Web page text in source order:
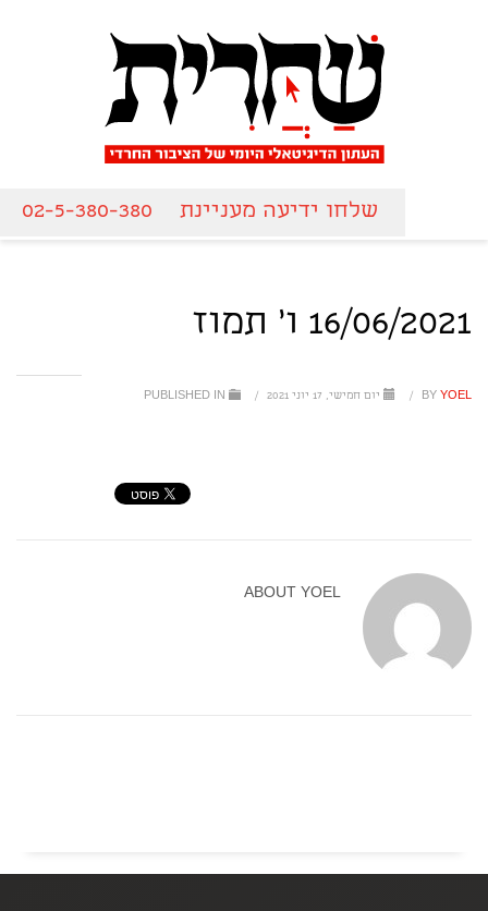
שלחו ידיעה מעניינת 02-5-380-380
16/06/2021 ו' תמוז
BY YOEL
/ יום חמישי, 17 יוני 2021 /
ABOUT YOEL